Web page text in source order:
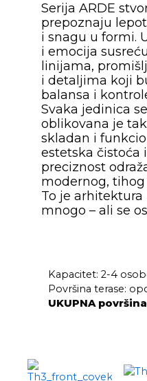
Serija ARDE
prepoznaju
i snagu u formi.
i emocija
linijama,
i detaljima koji
balansa i
Svaka jedinica
oblikovana je
skladan i
estetska čistoća
preciznost
modernog, tihog
To je arhitektura
mnogo – ali se
Kapacitet: 2-4
Površina terase:
UKUPNA